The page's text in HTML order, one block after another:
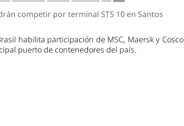
Actualidad
competir por terminal STS 10 en Santos
habilita participación de MSC, Maersk y Cosco
puerto de contenedores del país.